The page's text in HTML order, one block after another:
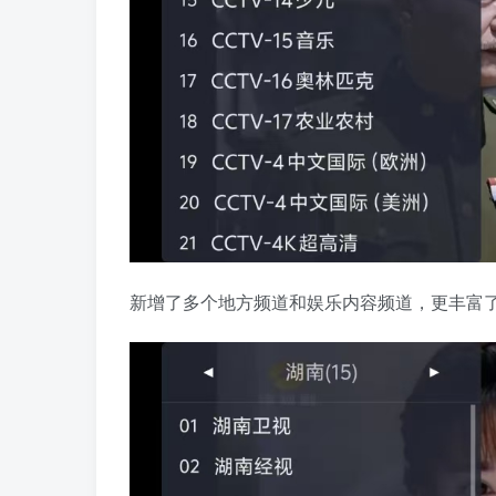
新增了多个地方频道和娱乐内容频道，更丰富